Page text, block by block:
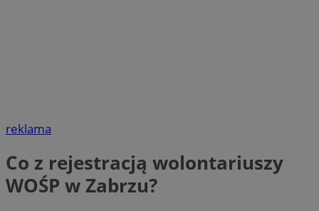
reklama
Co z rejestracją wolontariuszy
WOŚP w Zabrzu?